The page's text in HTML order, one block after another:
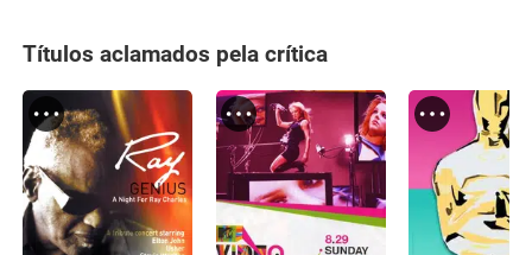
Títulos aclamados pela crítica